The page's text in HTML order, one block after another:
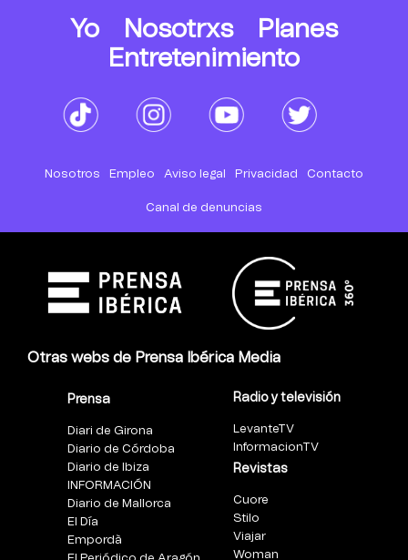
Yo Nosotrxs
Planes
Entretenimiento
Nosotros Empleo Aviso legal Privacidad Contacto
Canal de denuncias
Otras webs de Prensa Ibérica Media
Prensa
Diari de Girona
Diario de Córdoba
Diario de Ibiza
INFORMACIÓN
Diario de Mallorca
El Día
Empordà
Radio y televisión
LevanteTV
InformacionTV
Revistas
Cuore
Stilo
Viajar
Woman